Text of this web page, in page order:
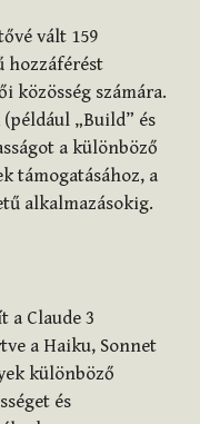
vált 159
hozzáférést
közösség számára.
„Build” és
a különböző
támogatásához, a
alkalmazásokig.
a Claude 3
a Haiku, Sonnet
különböző
és